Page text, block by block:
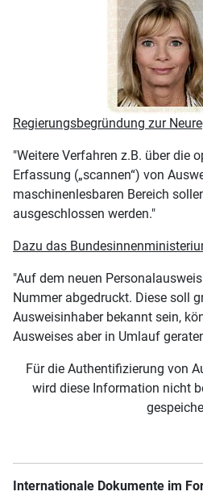
Regierungsbegründung zur
"Weitere Verfahren z.B. über die
Erfassung („scannen“) von
maschinenlesbaren Bereich
ausgeschlossen werden."
Dazu das
"Auf dem neuen
Nummer abgedruckt. Diese soll
Ausweisinhaber bekannt sein,
Ausweises aber in Umlauf
Für die Authentifizierung von
wird diese Information nicht
Internationale Dokumente im